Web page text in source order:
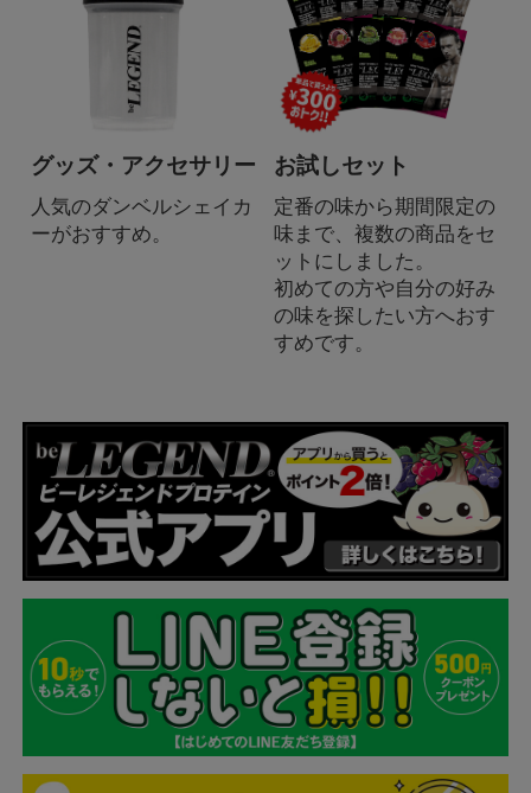
グッズ・アクセサリー
人気のダンベルシェイカ
ーがおすすめ。
お試しセット
定番の味から期間限定の
味まで、複数の商品をセ
ットにしました。
初めての方や自分の好み
の味を探したい方へおす
すめです。